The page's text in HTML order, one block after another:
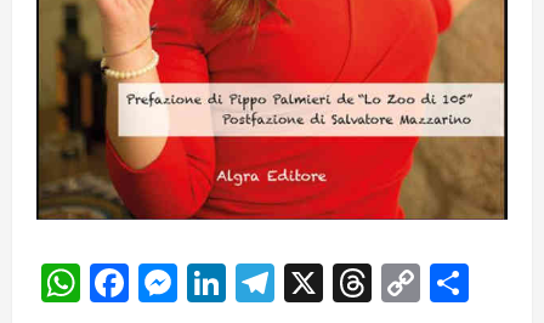
WhatsApp
Facebook
Messenger
LinkedIn
Telegram
X Threads
Copy